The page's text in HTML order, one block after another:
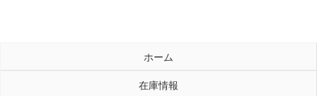
ホーム
在庫情報